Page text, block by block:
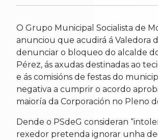
O Grupo Municipal Socialista de
anunciou que acudirá á Valedora
denunciar o bloqueo do alcalde
Pérez, ás axudas destinadas ao
e ás comisións de festas do
negativa a cumprir o acordo
maioría da Corporación no Pleno
Dende o PSdeG consideran
rexedor pretenda ignorar unha